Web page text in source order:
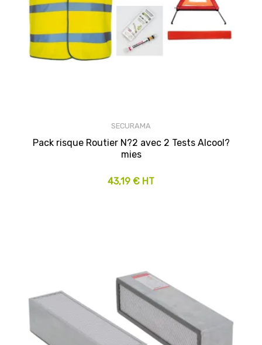
SECURAMA
Pack risque Routier N?2 avec 2 Tests Alcool?
mies
43,19 € HT